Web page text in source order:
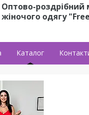
Оптово-роздрібний
жіночого одягу
Каталог